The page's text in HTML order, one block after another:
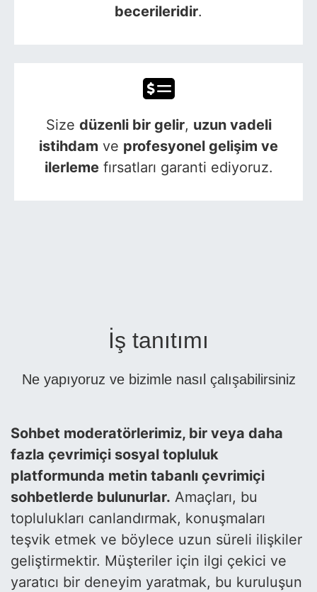
becerileridir.
Size düzenli bir gelir, uzun vadeli
istihdam ve profesyonel gelişim ve
ilerlemefırsatları garanti ediyoruz.
İş tanıtımı
Ne yapıyoruz ve bizimle nasıl çalışabilirsiniz
Sohbet moderatörlerimiz, bir veya daha
fazla çevrimiçi sosyal topluluk
platformunda metin tabanlı çevrimiçi
sohbetlerde bulunurlar. Amaçları, bu
toplulukları canlandırmak, konuşmaları
teşvik etmek ve böylece uzun süreli ilişkiler
geliştirmektir. Müşteriler için ilgi çekici ve
yaratıcı bir deneyim yaratmak, bu kuruluşun